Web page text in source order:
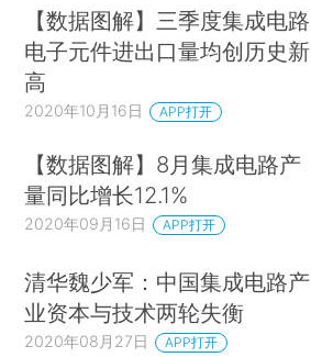
【数据图解】三季度集成电路
电子元件进出口量均创历史新
高
2020年10月16日 APP打开
【数据图解】8月集成电路产
量同比增长12.1%
2020年09月16日 APP打开
清华魏少军：中国集成电路产
业资本与技术两轮失衡
2020年08月27日 APP打开